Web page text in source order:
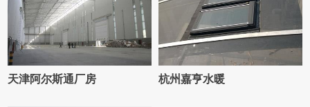
天津阿尔斯通厂房 杭州嘉亨水暖